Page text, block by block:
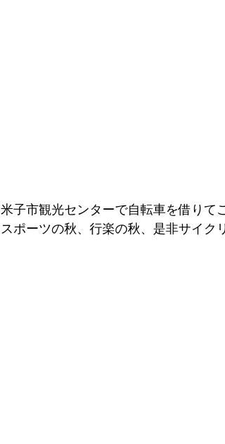
米子市観光センターで自転車を借りて
スポーツの秋、行楽の秋、是非サイ